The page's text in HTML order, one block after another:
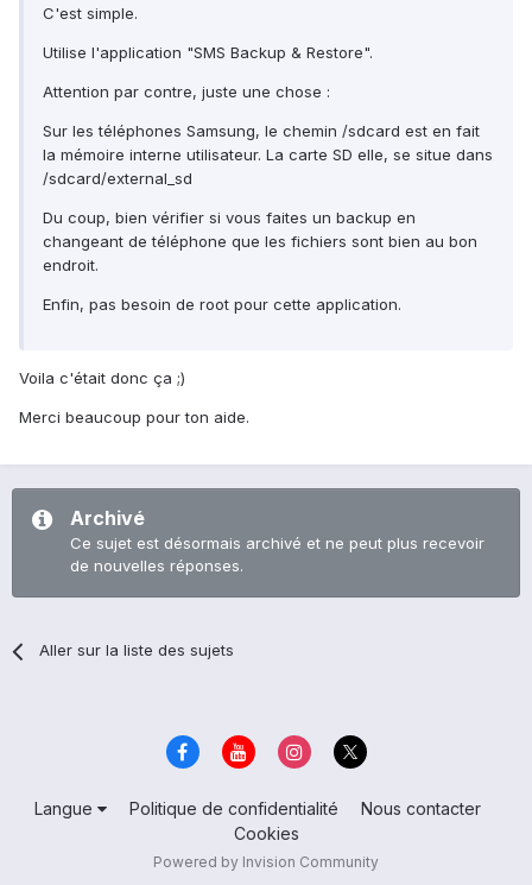
C'est simple.
Utilise l'application "SMS Backup & Restore".
Attention par contre, juste une chose :
Sur les téléphones Samsung, le chemin /sdcard est en fait
la mémoire interne utilisateur. La carte SD elle, se situe dans
/sdcard/external_sd
Du coup, bien vérifier si vous faites un backup en
changeant de téléphone que les fichiers sont bien au bon
endroit.
Enfin, pas besoin de root pour cette application.
Voila c'était donc ça ;)
Merci beaucoup pour ton aide.
Archivé
Ce sujet est désormais archivé et ne peut plus recevoir
de nouvelles réponses.
Aller sur la liste des sujets
Langue Politique de confidentialité
Nous contacter
Cookies
Powered by Invision Community